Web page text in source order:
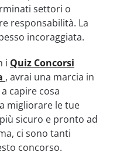
settori o
responsabilità. La
incoraggiata.
i Quiz Concorsi
, avrai una marcia in
capire cosa
migliorare le tue
sicuro e pronto ad
ci sono tanti
concorso.